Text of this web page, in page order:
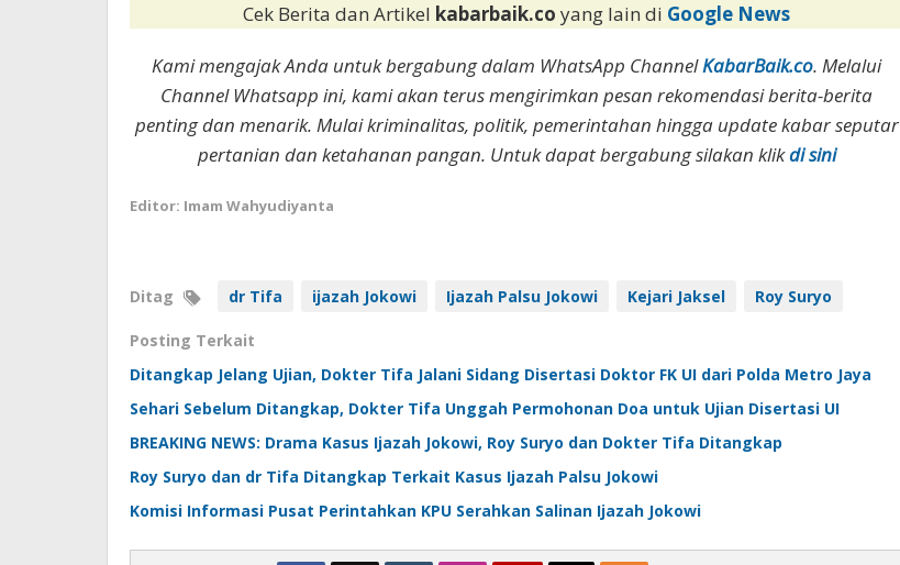
Cek Berita dan Artikel kabarbaik.coyang lain di Google News
Kami mengajak Anda untuk bergabung dalam WhatsApp ChannelKabarBaik.co. Melalui
Channel Whatsapp ini, kami akan terus mengirimkan pesan rekomendasi berita-berita
penting dan menarik. Mulai kriminalitas, politik, pemerintahan hingga update kabar seputar
pertanian dan ketahanan pangan. Untuk dapat bergabung silakan klikdi sini
Editor: Imam Wahyudiyanta
Ditag dr Tifa ijazah Jokowi Ijazah Palsu Jokowi Kejari Jaksel Roy Suryo
Posting Terkait
Ditangkap Jelang Ujian, Dokter Tifa Jalani Sidang Disertasi Doktor FK UI dari Polda Metro Jaya
Sehari Sebelum Ditangkap, Dokter Tifa Unggah Permohonan Doa untuk Ujian Disertasi UI
BREAKING NEWS: Drama Kasus Ijazah Jokowi, Roy Suryo dan Dokter Tifa Ditangkap
Roy Suryo dan dr Tifa Ditangkap Terkait Kasus Ijazah Palsu Jokowi
Komisi Informasi Pusat Perintahkan KPU Serahkan Salinan Ijazah Jokowi